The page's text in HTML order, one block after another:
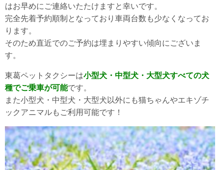
はお早めにご連絡いたたけますと幸いです。
完全先着予約順制となっており車両台数も少なくなってお
ります。
そのため直近でのご予約は埋まりやすい傾向にございま
す。
東葛ペットタクシーは小型犬・中型犬・大型犬すべての犬
種でご乗車が可能です。
また小型犬・中型犬・大型犬以外にも猫ちゃんやエキゾチ
ックアニマルもご利用可能です！